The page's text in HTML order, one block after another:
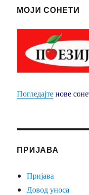
МОЈИ СОНЕТИ
Погледајте нове
ПРИЈАВА
Пријава
Довод уноса